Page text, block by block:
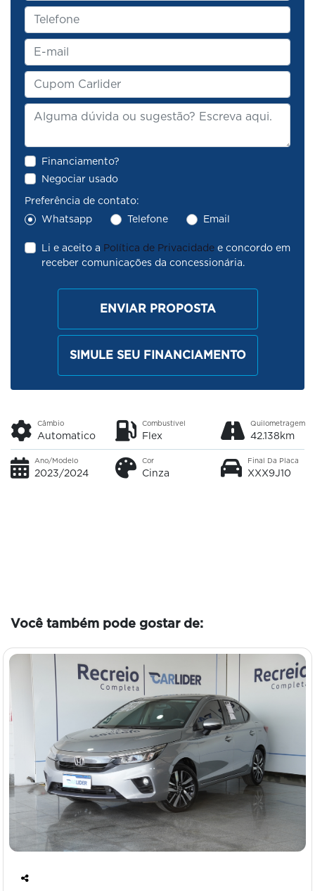
Financiamento?
Negociar usado
Preferência de contato:
Whatsapp
Telefone Email
Li e aceito a Política de Privacidade e concordo em
receber comunicações da concessionária.
ENVIAR PROPOSTA
SIMULE SEU FINANCIAMENTO
Câmbio
Automatico
Combustível
Flex
Quilometragem
42.138km
Ano/Modelo
2023/2024
Cor
Cinza
Final Da Placa
XXX9J10
Você também pode gostar de: